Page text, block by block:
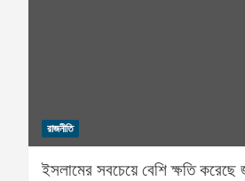
রাজনীতি
ইসলামের সবচেয়ে বেশি ক্ষতি করেছে